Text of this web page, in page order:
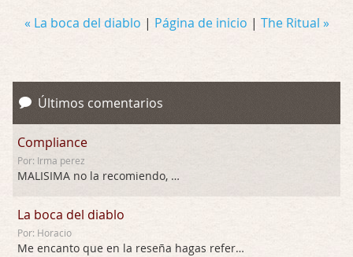
« La boca del diablo | Página de inicio | The Ritual »
Últimos comentarios
Compliance
Por: Irma perez
MALISIMA no la recomiendo, …
La boca del diablo
Por: Horacio
Me encanto que en la reseña hagas referen …